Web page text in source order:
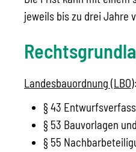
jeweils bis zu drei Jahre
Landesbauordnung (LBO):
§ 43
§ 53 Bauvorlagen
§ 55